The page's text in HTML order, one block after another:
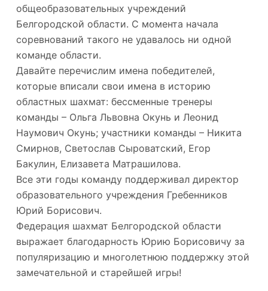
общеобразовательных учреждений
Белгородской области. С момента начала
соревнований такого не удавалось ни одной
команде области.
Давайте перечислим имена победителей,
которые вписали свои имена в историю
областных шахмат: бессменные тренеры
команды – Ольга Львовна Окунь и Леонид
Наумович Окунь; участники команды – Никита
Смирнов, Светослав Сыроватский, Егор
Бакулин, Елизавета Матрашилова.
Все эти годы команду поддерживал директор
образовательного учреждения Гребенников
Юрий Борисович.
Федерация шахмат Белгородской области
выражает благодарность Юрию Борисовичу за
популяризацию и многолетнюю поддержку этой
замечательной и старейшей игры!